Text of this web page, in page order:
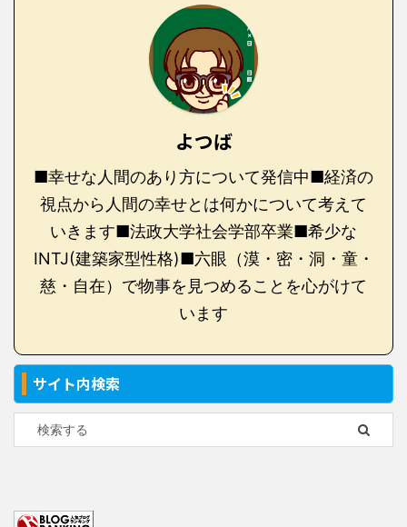
よつば
■幸せな人間のあり方について発信中■経済の
視点から人間の幸せとは何かについて考えて
いきます■法政大学社会学部卒業■希少な
INTJ(建築家型性格)■六眼（漠・密・洞・童・
慈・自在）で物事を見つめることを心がけて
います
サイト内検索